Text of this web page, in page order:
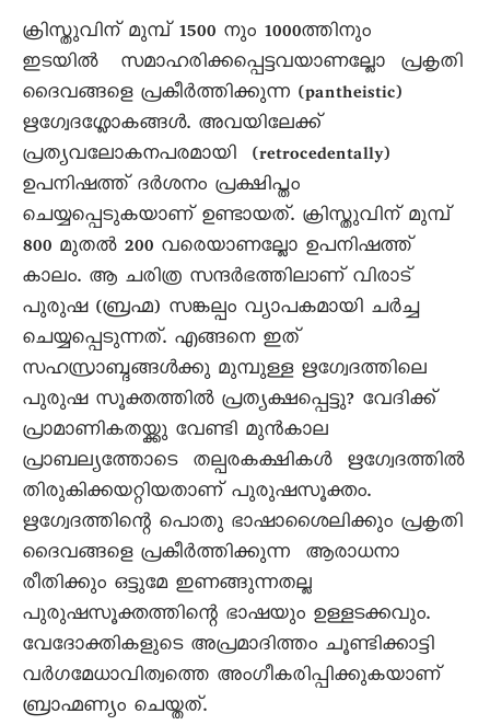
ക്രിസ്തുവിന് മുമ്പ് 1500 നും 1000ത്തിനും
ഇടയിൽ സമാഹരിക്കപ്പെട്ടവയാണല്ലോ പ്രകൃതി
ദൈവങ്ങളെ പ്രകീർത്തിക്കുന്ന (pantheistic)
ഋഗ്വേദശ്ലോകങ്ങൾ. അവയിലേക്ക്
പ്രത്യവലോകനപരമായി (retrocedentally)
ഉപനിഷത്ത് ദർശനം പ്രക്ഷിപ്തം
ചെയ്യപ്പെടുകയാണ് ഉണ്ടായത്. ക്രിസ്തുവിന് മുമ്പ്
800 മുതൽ 200 വരെയാണല്ലോ ഉപനിഷത്ത്
കാലം. ആ ചരിത്ര സന്ദർഭത്തിലാണ് വിരാട്
പുരുഷ (ബ്രഹ്മ) സങ്കല്പം വ്യാപകമായി ചർച്ച
ചെയ്യപ്പെടുന്നത്. എങ്ങനെ ഇത്
സഹസ്രാബ്ദങ്ങൾക്കു മുമ്പുള്ള ഋഗ്വേദത്തിലെ
പുരുഷ സൂക്തത്തിൽ പ്രത്യക്ഷപ്പെട്ടു? വേദിക്ക്
പ്രാമാണികതയ്ക്കു വേണ്ടി മുൻകാല
പ്രാബല്യത്തോടെ തല്പരകക്ഷികൾ ഋഗ്വേദത്തിൽ
തിരുകിക്കയറ്റിയതാണ് പുരുഷസൂക്തം.
ഋഗ്വേദത്തിന്റെ പൊതു ഭാഷാശൈലിക്കും പ്രകൃതി
ദൈവങ്ങളെ പ്രകീർത്തിക്കുന്ന ആരാധനാ
രീതിക്കും ഒട്ടുമേ ഇണങ്ങുന്നതല്ല
പുരുഷസൂക്തത്തിന്റെ ഭാഷയും ഉള്ളടക്കവും.
വേദോക്തികളുടെ അപ്രമാദിത്തം ചൂണ്ടിക്കാട്ടി
വർഗമേധാവിത്വത്തെ അംഗീകരിപ്പിക്കുകയാണ്
ബ്രാഹ്മണ്യം ചെയ്തത്.